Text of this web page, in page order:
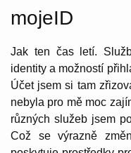
mojeID
Jak ten čas letí.
identity a možností
Účet jsem si tam
nebyla pro mě moc
různých služeb jsem
Což se výrazně